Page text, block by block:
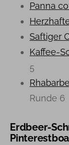
Panna
Saftiger
Kaffee-
5
Runde 6
Erdbeer-